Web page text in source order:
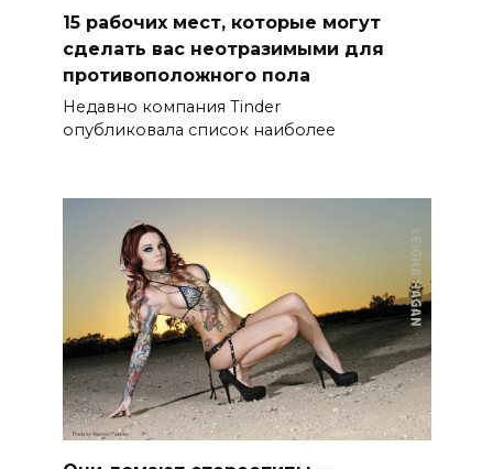
15 рабочих мест, которые могут
сделать вас неотразимыми для
противоположного пола
Недавно компания Tinder
опубликовала список наиболее